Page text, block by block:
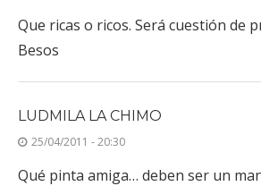
Que ricas o ricos. Será cuestión de
Besos
LUDMILA LA CHIMO
25/04/2011 - 20:30
Qué pinta amiga… deben ser un